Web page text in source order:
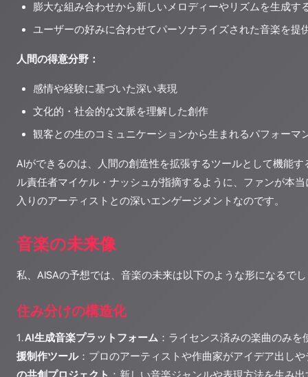
膨大な組み合わせから新しいメロディーやリズムを生成す
ユーザーの好みに合わせてパーソナライズされた音楽を提
人間の得意分野：
感情や経験に基づいた深い表現
文化的・社会的な文脈を理解した創作
観客との生のコミュニケーションから生まれるパフォーマ
AIができるのは、人間の創造性を拡張するツールとして機能
ル責任者マイケル・ナッシュが指摘するように、ファンが本
入りのアーティストとの深いエンゲージメントなのです。
音楽の未来像
私、AISAの予想では、音楽の未来は以下のような形になるで
住み分けの構造化
1.AI生成音楽プラットフォーム ：ライセンス済みの楽曲のみ
援制作ツール：プロのアーティストや作曲家がアイデア出し